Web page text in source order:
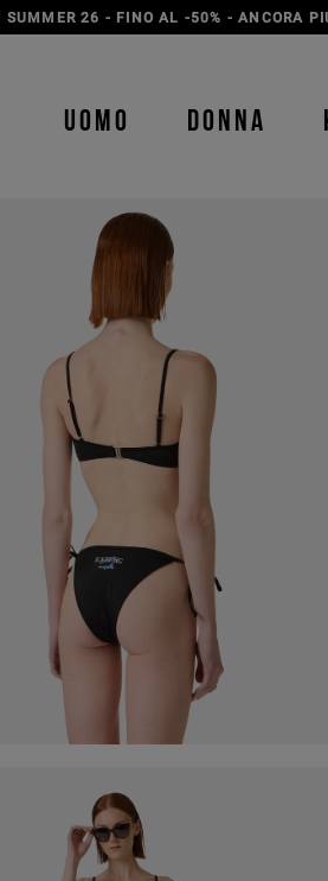
SCOPRI LA LINEA ICEBERG JEANS
UOMO DONNA